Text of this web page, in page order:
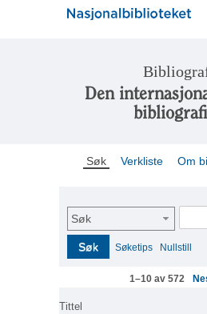
Den
Søk Verkliste Om
Søk
Søk Søketips Nullstill
1–10 av 572
Tittel